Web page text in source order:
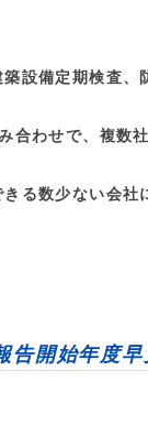
設備定期検査
わせで、複数
る数少ない会社
告開始年度